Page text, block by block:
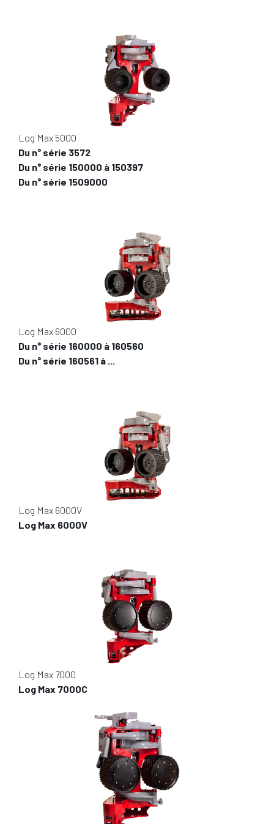
Log Max 5000
Du n° série 3572
Du n° série 150000 à 150397
Du n° série 1509000
Log Max 6000
Du n° série 160000 à 160560
Du n° série 160561 à ...
Log Max 6000V
Log Max 6000V
Log Max 7000
Log Max 7000C